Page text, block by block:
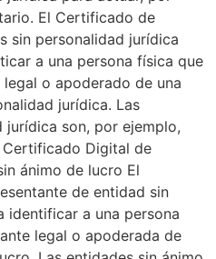
El Certificado de
sin personalidad jurídica
a una persona física que
o apoderado de una
jurídica. Las
jurídica son, por ejemplo,
Digital de
ánimo de lucro El
de entidad sin
identificar a una persona
legal o apoderada de